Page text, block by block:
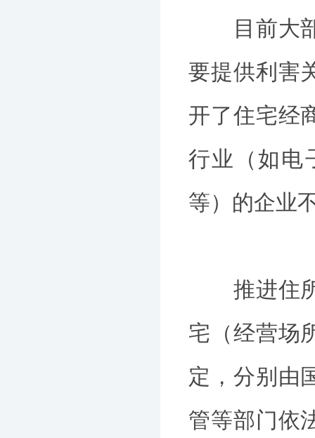
目前大部
要提供利害
开了住宅经
行业（如电
等）的企业
推进住所
宅（经营场
定，分别由
管等部门依